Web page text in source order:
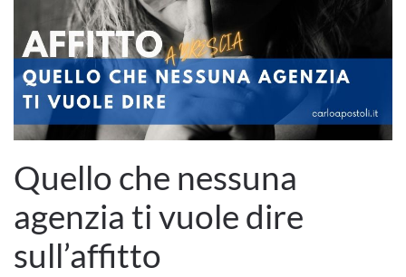
Quello che nessuna
agenzia ti vuole dire
sull’affitto